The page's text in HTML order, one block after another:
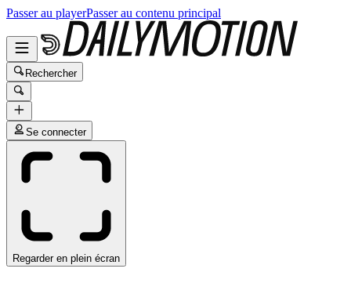
Passer au playerPasser au contenu principal
Rechercher
Se connecter
Regarder en plein écran